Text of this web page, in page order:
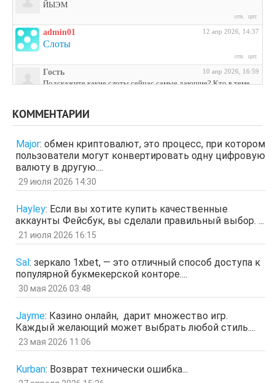
ЙЫЭМ
отв. цит.
admin01 12 апр 2026, 14:37
Слоты
отв. цит.
Гость 10 апр 2026, 16:59
Подскажите какие слоты сейчас самые дающие? Кто в теме
Гость
отв. цит.
Гость 26 мар 2026, 01:35
мЛЙК
ащрд
отв. цит.
Гость
отв. цит.
Гость
ЗОл
отв. цит.
Гость 5 мар 2026, 12:20
оЭЬЧ
SPPS 2 мар 2026, 16:19
ау, есть кто живой здесь?)
КОММЕНТАРИИ
Major: обмен криптовалют, это процесс, при котором
пользователи могут конвертировать одну цифровую
валюту в другую....
29 июля 2026 14:30
Hayley: Если вы хотите купить качественные
аккаунты Фейсбук, вы сделали правильный выбор. ...
21 июля 2026 16:15
Sal : зеркало 1xbet, — это отличный способ доступа к
популярной букмекерской конторе....
30 мая 2026 03:48
Jayme: Казино онлайн, дарит множество игр.
Каждый желающий может выбрать любой стиль....
23 мая 2026 11:06
Kurban: Возврат технически ошибка...